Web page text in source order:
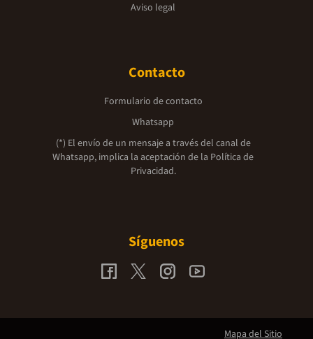
Aviso legal
Contacto
Formulario de contacto
Whatsapp
(*) El envío de un mensaje a través del canal de
Whatsapp, implica la aceptación de la Política de
Privacidad.
Síguenos
Mapa del Sitio